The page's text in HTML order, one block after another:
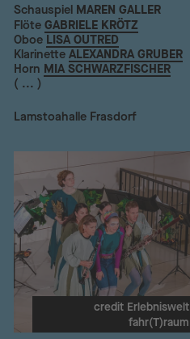
Schauspiel MAREN GALLER
Flöte GABRIELE KRÖTZ
Oboe LISA OUTRED
Klarinette ALEXANDRA GRUBER
Horn MIA SCHWARZFISCHER
( ... )
Lamstoahalle Frasdorf
credit Erlebniswelt
fahr(T)raum